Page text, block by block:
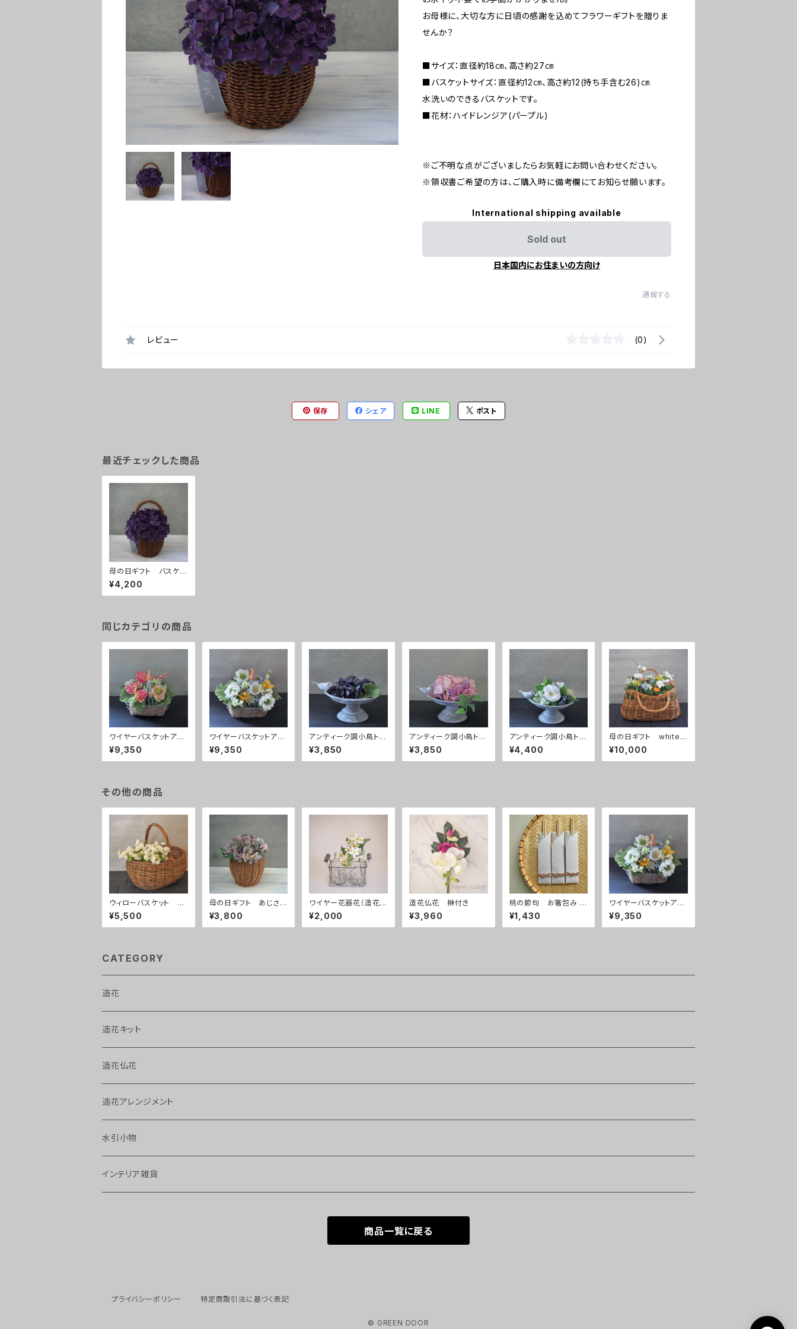
お母様に、大切な方に日頃の感謝を込めてフラワーギフトを贈りま
せんか？
■サイズ：直径約18㎝、高さ約27㎝
■バスケットサイズ：直径約12㎝、高さ約12(持ち手含む26)㎝
水洗いのできるバスケットです。
■花材：ハイドレンジア(パープル)
※ご不明な点がございましたらお気軽にお問い合わせください。
※領収書ご希望の方は、ご購入時に備考欄にてお知らせ願います。
International shipping available
Sold out
日本国内にお住まいの方向け
通報する
レビュー (0)
保存 シェア LINE ポスト
最近チェックした商品
母の日ギフト バスケッ
トあじさい
¥4,200
同じカテゴリの商品
ワイヤーバスケットアレ
ンジ ピーチ
¥9,350
ワイヤーバスケットアレ
ンジ white
¥9,350
アンティーク調小鳥トレ
ーアレンジ ドライブル
ー
¥3,850
アンティーク調小鳥トレ
ーアレンジ ピンク
¥3,850
アンティーク調小鳥トレ
ーアレンジ 白
¥4,400
母の日ギフト white
basket
¥10,000
その他の商品
ウィローバスケット 花
付き
¥5,500
母の日ギフト あじさ
い グリーンピンク
¥3,800
ワイヤー花器花（造花）
付き
¥2,000
造花仏花 榊付き
¥3,960
桃の節句 お箸包み 3
膳入り
¥1,430
ワイヤーバスケットアレ
ンジ white
¥9,350
CATEGORY
造花
造花キット
造花仏花
造花アレンジメント
水引小物
インテリア雑貨
商品一覧に戻る
プライバシーポリシー 特定商取引法に基づく表記
© GREEN DOOR